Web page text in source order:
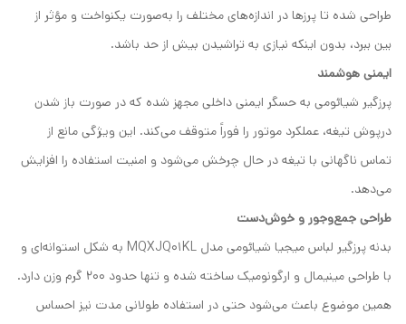
طراحی شده تا پرزها در اندازه‌های مختلف را به‌صورت یکنواخت و مؤثر از
بین ببرد، بدون اینکه نیازی به تراشیدن بیش از حد باشد.
ایمنی هوشمند
پرزگیر شیائومی به حسگر ایمنی داخلی مجهز شده که در صورت باز شدن
درپوش تیغه، عملکرد موتور را فوراً متوقف می‌کند. این ویژگی مانع از
تماس ناگهانی با تیغه در حال چرخش می‌شود و امنیت استفاده را افزایش
می‌دهد.
طراحی جمع‌وجور و خوش‌دست
بدنه پرزگیر لباس میجیا شیائومی مدل MQXJQ01KL به شکل استوانه‌ای و
با طراحی مینیمال و ارگونومیک ساخته شده و تنها حدود ۲۰۰ گرم وزن دارد.
همین موضوع باعث می‌شود حتی در استفاده طولانی مدت نیز احساس